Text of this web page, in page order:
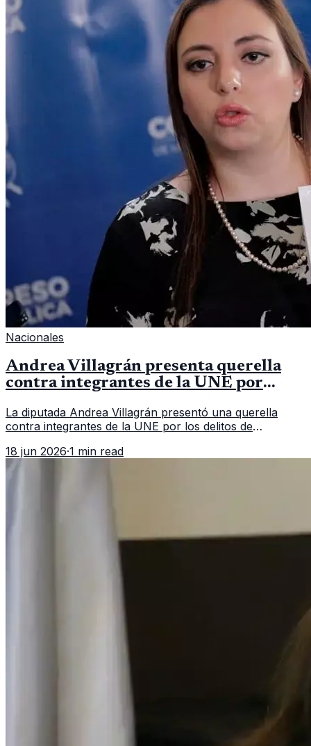
Nacionales
Andrea Villagrán presenta querella
contra integrantes de la UNE por
La diputada Andrea Villagrán presentó una querella
contra integrantes de la UNE por los delitos de
18 jun 2026·1 min read